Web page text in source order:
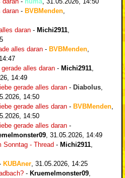
daran - BVBMenden
daran - Michi2911
alles daran - BVBMenden
gerade alles daran - Michi2911
14:49
gerade alles daran - Diabolus
14:50
gerade alles daran - BVBMenden
14:50
gerade alles daran -
31.05.2026, 14:49
Sonntag - Thread - Michi2911
KUBAner 31.05.2026, 14:25
- Kruemelmonster09